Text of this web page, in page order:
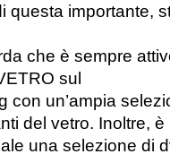
questa importante,
che è sempre
sul
con un’ampia
del vetro. Inoltre,
una selezione di